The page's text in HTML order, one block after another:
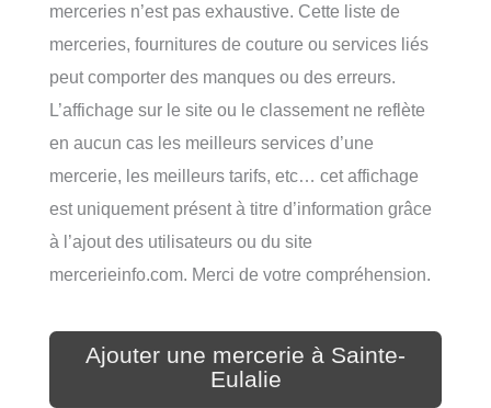
merceries n’est pas exhaustive. Cette liste de
merceries, fournitures de couture ou services liés
peut comporter des manques ou des erreurs.
L’affichage sur le site ou le classement ne reflète
en aucun cas les meilleurs services d’une
mercerie, les meilleurs tarifs, etc… cet affichage
est uniquement présent à titre d’information grâce
à l’ajout des utilisateurs ou du site
mercerieinfo.com. Merci de votre compréhension.
Ajouter une mercerie à Sainte-
Eulalie